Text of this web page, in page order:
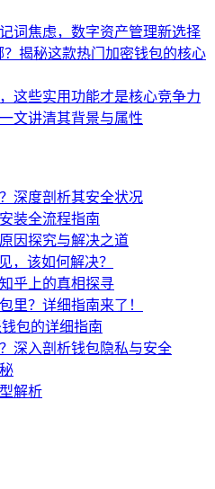
词焦虑，数字资产管理新选择
揭秘这款热门加密钱包的核心
这些实用功能才是核心竞争力
文讲清其背景与属性
深度剖析其安全状况
装全流程指南
因探究与解决之道
，该如何解决？
乎上的真相探寻
里？详细指南来了！
包的详细指南
深入剖析钱包隐私与安全
解析